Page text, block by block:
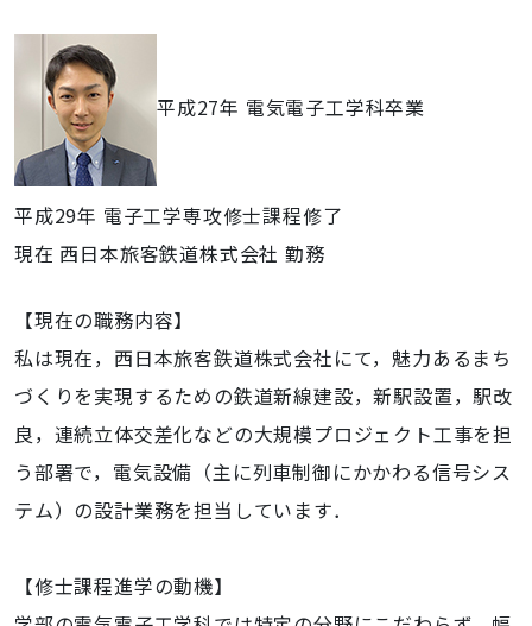
平成27年 電気電子工学科卒業
平成29年 電子工学専攻修士課程修了
現在 西日本旅客鉄道株式会社 勤務
【現在の職務内容】
私は現在，西日本旅客鉄道株式会社にて，魅力あるまち
づくりを実現するための鉄道新線建設，新駅設置，駅改
良，連続立体交差化などの大規模プロジェクト工事を担
う部署で，電気設備（主に列車制御にかかわる信号シス
テム）の設計業務を担当しています．
【修士課程進学の動機】